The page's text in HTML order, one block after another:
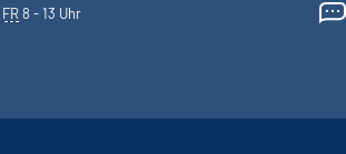
FR8 - 13 Uhr